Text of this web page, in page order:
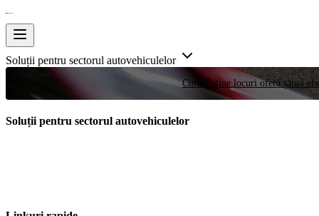
Soluții pentru sectorul autovehiculelor
Curse Puține locuri oferă șansa
Soluții pentru sectorul autovehiculelor